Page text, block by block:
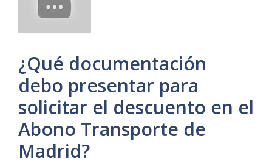
¿Qué documentación
debo presentar para
solicitar el descuento en el
Abono Transporte de
Madrid?